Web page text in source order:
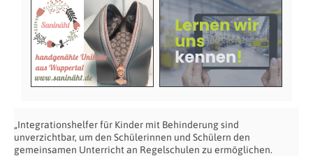
„Integrationshelfer für Kinder mit Behinderung sind
unverzichtbar, um den Schülerinnen und Schülern den
gemeinsamen Unterricht an Regelschulen zu ermöglichen.